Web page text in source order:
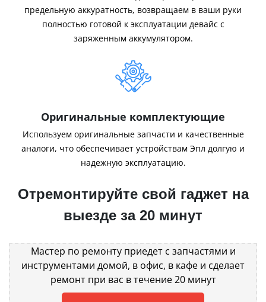
предельную аккуратность, возвращаем в ваши руки
полностью готовой к эксплуатации девайс с
заряженным аккумулятором.
Оригинальные комплектующие
Используем оригинальные запчасти и качественные
аналоги, что обеспечивает устройствам Эпл долгую и
надежную эксплуатацию.
Отремонтируйте свой гаджет на
выезде за 20 минут
Мастер по ремонту приедет с запчастями и
инструментами домой, в офис, в кафе и сделает
ремонт при вас в течение 20 минут